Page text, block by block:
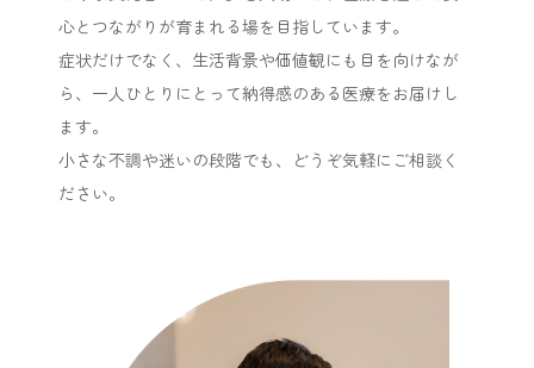
心とつながりが育まれる場を目指しています。
症状だけでなく、生活背景や価値観にも目を向けなが
ら、一人ひとりにとって納得感のある医療をお届けし
ます。
小さな不調や迷いの段階でも、どうぞ気軽にご相談く
ださい。